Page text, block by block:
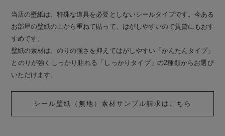
当店の壁紙は、特殊な道具を必要としないシールタイプです。今ある
お部屋の壁紙の上から重ねて貼って、はがしやすいので賃貸にもおす
すめです。
壁紙の素材は、のりの強さを抑えてはがしやすい「かんたんタイプ」
とのりが強くしっかり貼れる「しっかりタイプ」の2種類からお選び
いただけます。
シール壁紙（無地）素材サンプル請求はこちら